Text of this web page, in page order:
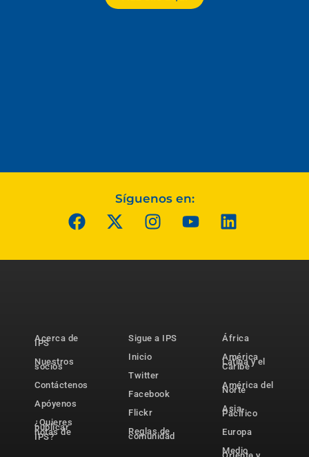
Síguenos en:
Acerca de
IPS
Nuestros
socios
Contáctenos
Apóyenos
¿Quieres
publicar
notas de
IPS?
Sigue a IPS
Inicio
Twitter
Facebook
Flickr
Reglas de
comunidad
África
América
Latina y el
Caribe
América del
Norte
Asia-
Pacífico
Europa
Medio
Oriente y